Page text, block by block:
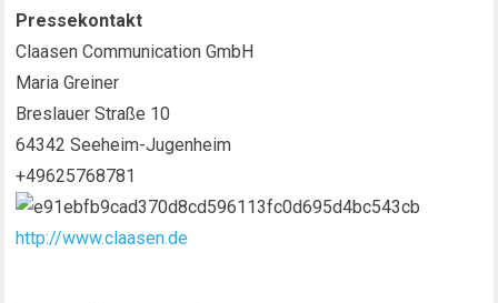
Pressekontakt
Claasen Communication GmbH
Maria Greiner
Breslauer Straße 10
64342 Seeheim-Jugenheim
+49625768781
http://www.claasen.de